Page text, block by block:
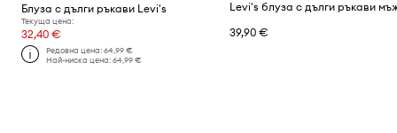
Блуза с дълги ръкави Levi's
Текуща цена:
32,40 €
Редовна цена:64,99 €
Най-ниска цена:64,99 €
39,90 €